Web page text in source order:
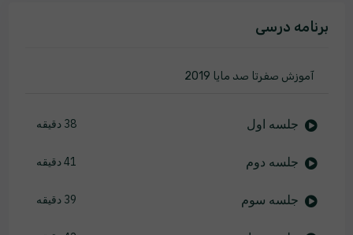
برنامه درسی
آموزش صفرتا صد مایا 2019
جلسه اول 38 دقیقه
جلسه دوم 41 دقیقه
جلسه سوم 39 دقیقه